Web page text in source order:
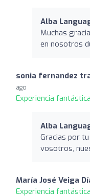
Alba
Muchas
en nosotros
sonia fernandez
ago
Experiencia
Alba
Gracias por
vosotros,
María José Veiga
Experiencia